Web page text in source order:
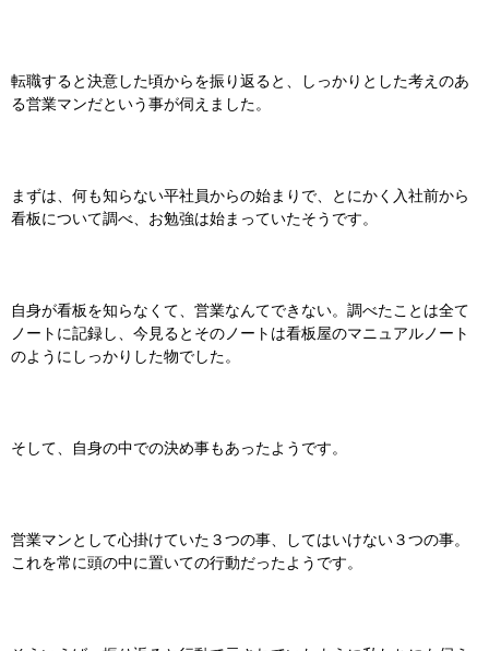
転職すると決意した頃からを振り返ると、しっかりとした考えのあ
る営業マンだという事が伺えました。
まずは、何も知らない平社員からの始まりで、とにかく入社前から
看板について調べ、お勉強は始まっていたそうです。
自身が看板を知らなくて、営業なんてできない。調べたことは全て
ノートに記録し、今見るとそのノートは看板屋のマニュアルノート
のようにしっかりした物でした。
そして、自身の中での決め事もあったようです。
営業マンとして心掛けていた３つの事、してはいけない３つの事。
これを常に頭の中に置いての行動だったようです。